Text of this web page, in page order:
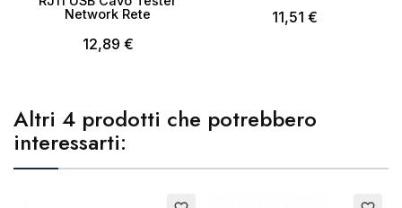
Network Rete
12,89 €
11,51 €
Altri 4 prodotti che potrebbero
interessarti: